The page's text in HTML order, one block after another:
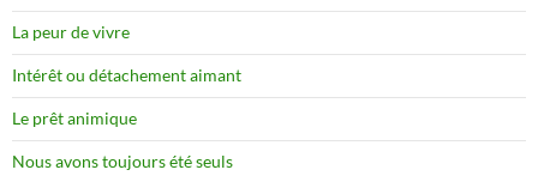
La peur de vivre
Intérêt ou détachement aimant
Le prêt animique
Nous avons toujours été seuls